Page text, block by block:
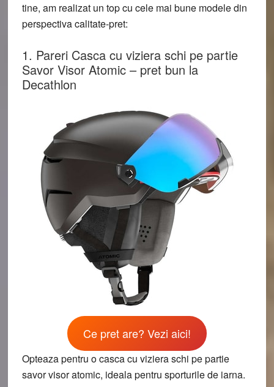
tine, am realizat un top cu cele mai bune modele din
perspectiva calitate-pret:
1. Pareri Casca cu viziera schi pe partie
Savor Visor Atomic – pret bun la
Decathlon
Ce pret are? Vezi aici!
Opteaza pentru o casca cu viziera schi pe partie
savor visor atomic, ideala pentru sporturile de iarna.